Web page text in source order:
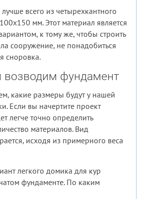
лучше всего из четырехкантного
мм. Этот материал является
к тому же, чтобы строить
сооружение, не понадобиться
сноровка.
возводим фундамент
какие размеры будут у нашей
Если вы начертите проект
легче точно определить
материалов. Вид
исходя из примерного веса
легкого домика для кур
фундаменте. По каким